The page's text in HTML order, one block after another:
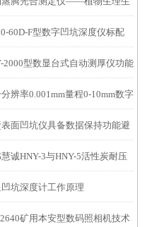
检测工具
时监测设备
60D-F型数字凹坑深度仪标配
表头分辨率0.01mm量程
！
2000型数显台式自动测厚仪功能
辨率0.001mm量程0-10mm数字
仪技术参数！
面凹坑仪具备数据保持功能避
过程中测针移动导致数据变动
诚HNY-3与HNY-5活性炭耐压
定仪技术参数！
坑深度计工作原理
矿用本安型数码照相机技术